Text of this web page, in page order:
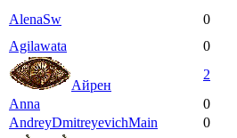
AlenaSw
0
Agilawata
0
Айрен
2
Anna
0
AndreyDmitreyevichMain
0